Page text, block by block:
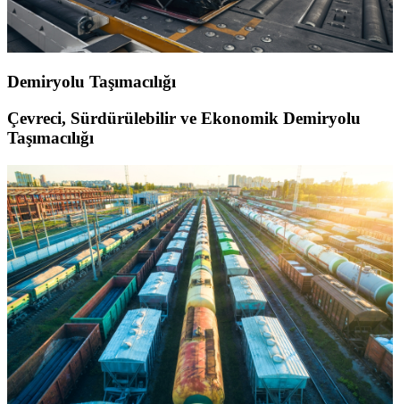
Demiryolu Taşımacılığı
Çevreci, Sürdürülebilir ve Ekonomik Demiryolu
Taşımacılığı